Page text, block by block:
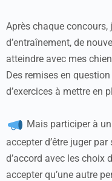
Après chaque concours,
d’entraînement, de
atteindre avec mes
Des remises en
d’exercices à mettre en
Mais participer à
accepter d’être juger
d’accord avec les choix
accepter qu’une autre